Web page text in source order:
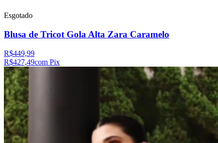
Esgotado
Blusa de Tricot Gola Alta Zara Caramelo
R$449,99
R$427,49com Pix